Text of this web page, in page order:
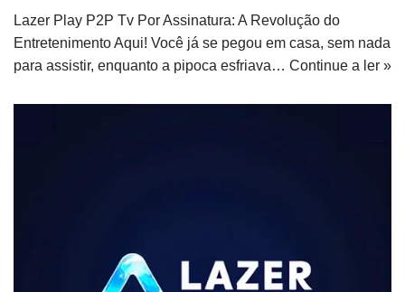
Lazer Play P2P Tv Por Assinatura: A Revolução do
Entretenimento Aqui! Você já se pegou em casa, sem nada
para assistir, enquanto a pipoca esfriava… Continue a ler »